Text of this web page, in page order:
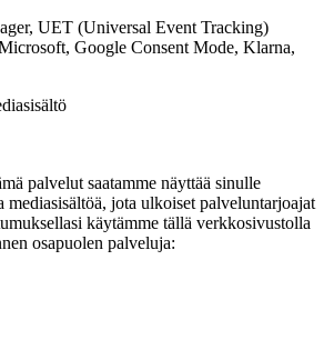
UET (Universal Event Tracking)
Google Consent Mode, Klarna,
palvelut saatamme näyttää sinulle
mediasisältöä, jota ulkoiset palveluntarjoajat
käytämme tällä verkkosivustolla
osapuolen palveluja: